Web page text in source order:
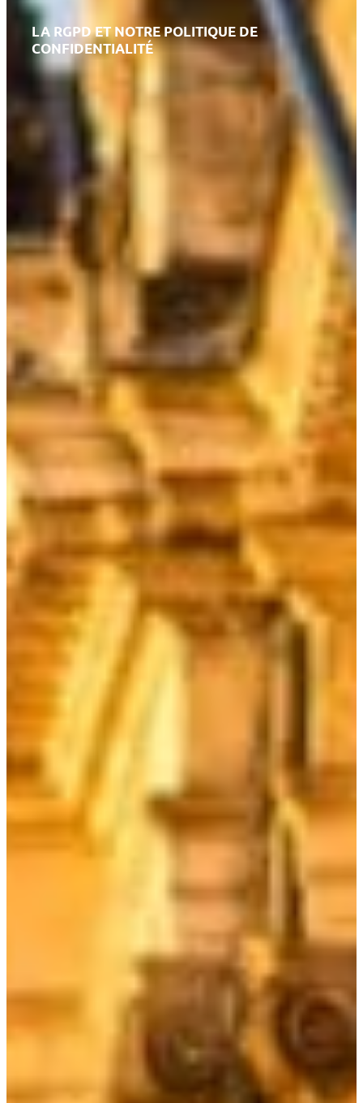
LA RGPD ET NOTRE POLITIQUE DE
CONFIDENTIALITÉ